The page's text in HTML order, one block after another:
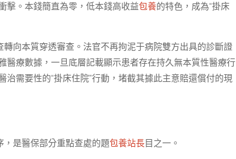
擊。本錢簡直為零，低本錢高收益包養的特色，成為“掛床
向本質穿透審查。法官不再拘泥于病院雙方出具的診斷證
醫療數據，一旦底層記載顯示患者存在持久無本質性醫療行
需要性的“掛床住院”行動，堵截其據此主意賠還償付的現
，是醫保部分重點查處的題包養站長目之一。